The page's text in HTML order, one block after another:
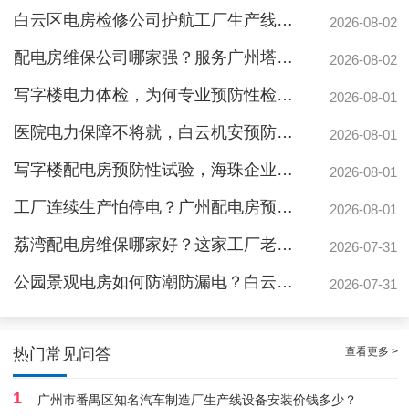
白云区电房检修公司护航工厂生产线，地标建筑信赖的电力管家 2026-08-02
配电房维保公司哪家强？服务广州塔与广汽本田的硬实力 2026-08-02
写字楼电力体检，为何专业预防性检测更安心？ 2026-08-01
医院电力保障不将就，白云机安预防性检测守安全 2026-08-01
写字楼配电房预防性试验，海珠企业为何首选白云机安？ 2026-08-01
工厂连续生产怕停电？广州配电房预防性检测防患未然 2026-08-01
荔湾配电房维保哪家好？这家工厂老板用实际案例告诉你差距有多大 2026-07-31
公园景观电房如何防潮防漏电？白云机安预防性测验守护游园安全 2026-07-31
热门常见问答 查看更多 >
1 广州市番禺区知名汽车制造厂生产线设备安装价钱多少？
白云配电房要求检修服务，支持配电房稳定
白云高压配电房年度巡查服务，守护电源系统安全稳定运行